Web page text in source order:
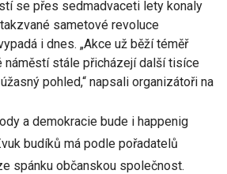
se přes sedmadvaceti lety konaly
sametové revoluce
i dnes. „Akce už běží téměř
náměstí stále přicházejí další tisíce
pohled,“ napsali organizátoři na
a demokracie bude i happenig
budíků má podle pořadatelů
spánku občanskou společnost.